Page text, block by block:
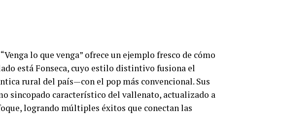
lo que venga” ofrece un ejemplo fresco de cómo
está Fonseca, cuyo estilo distintivo fusiona el
rural del país—con el pop más convencional. Sus
sincopado característico del vallenato, actualizado a
logrando múltiples éxitos que conectan las